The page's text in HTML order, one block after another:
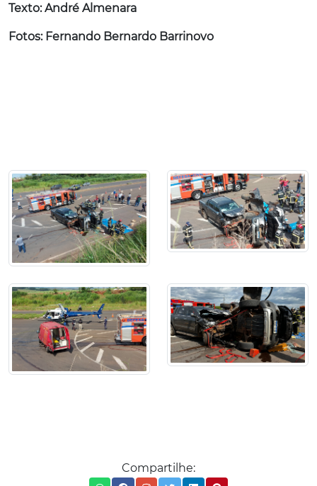
Texto: André Almenara
Fotos: Fernando Bernardo Barrinovo
Compartilhe: